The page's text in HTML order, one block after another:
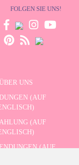
FOLGEN SIE UNS!
UNS
(AUF
(AUF
(AUF